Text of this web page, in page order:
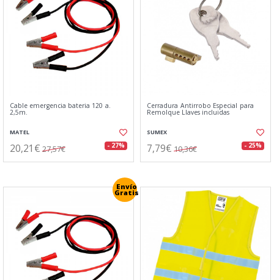
Cable emergencia bateria 120 a.
2,5m.
MATEL
20,21€ 27,57€ - 27%
Cerradura Antirrobo Especial para
Remolque Llaves incluidas
SUMEX
7,79€ 10,36€ - 25%
Envío
Gratis